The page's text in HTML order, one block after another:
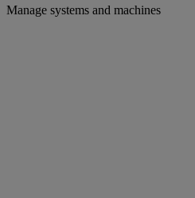
Manage systems and machines